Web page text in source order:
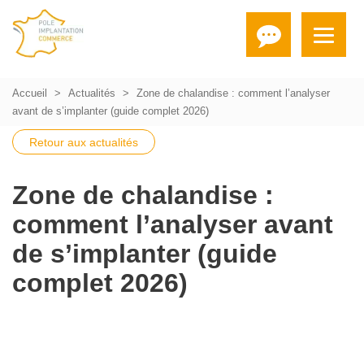
Accueil Actualités
Zone de chalandise : comment l’analyser
avant de s’implanter (guide complet 2026)
Retour aux actualités
Zone de chalandise :
comment l’analyser avant
de s’implanter (guide
complet 2026)